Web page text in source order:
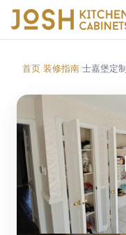
首页/装修指南/士嘉堡定